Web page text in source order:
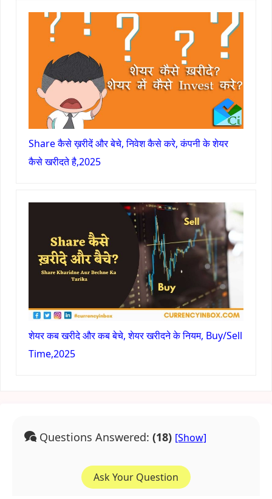
Share कैसे ख़रीदें और बेचे, निवेश कैसे करे, कंपनी के शेयर
कैसे खरीदते है,2025
शेयर कब खरीदे और कब बेचे, शेयर खरीदने के नियम, Buy/Sell
Time,2025
Questions Answered: (18)
Ask Your Question